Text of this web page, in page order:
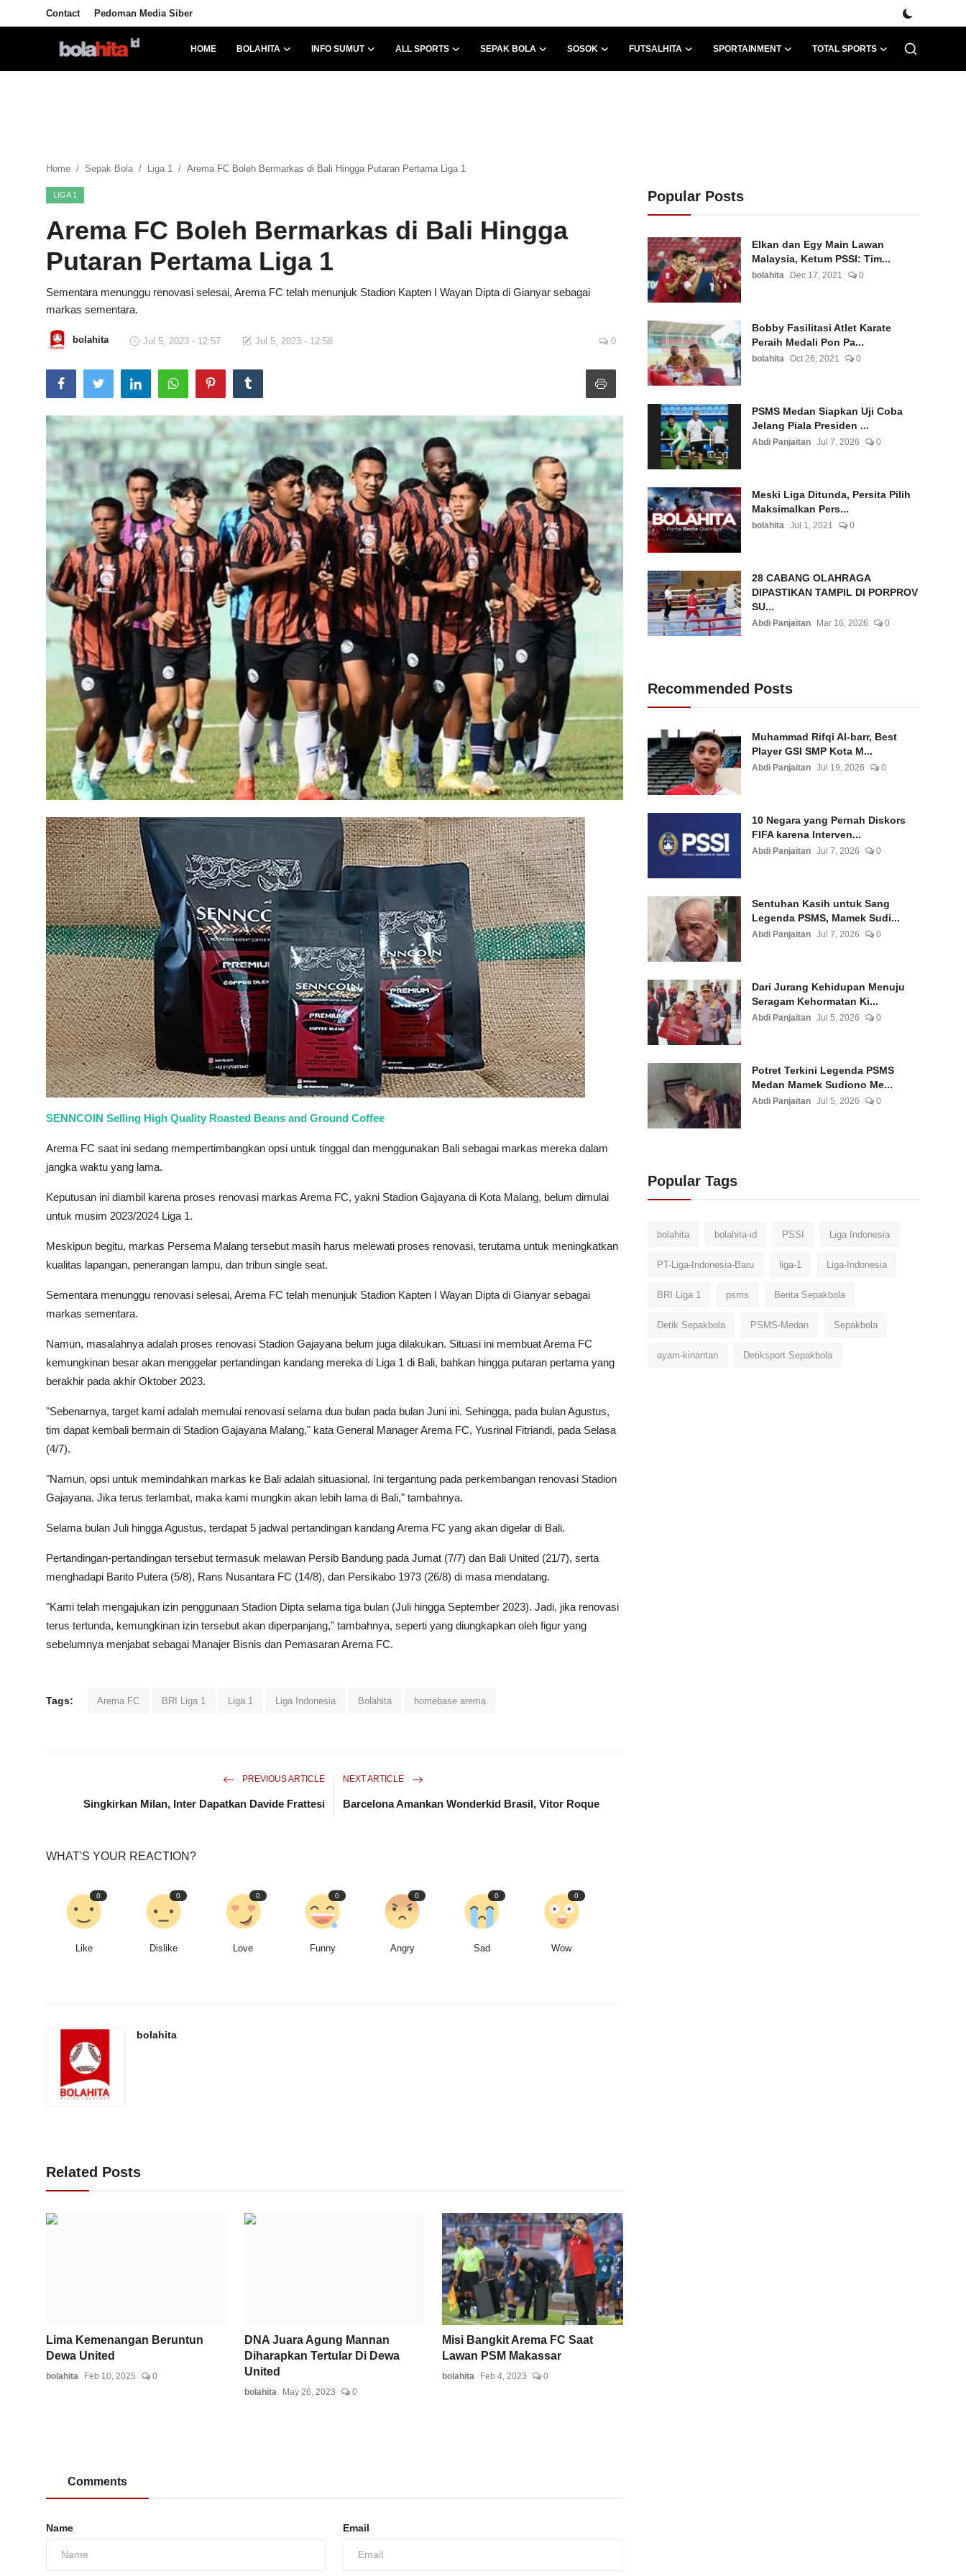
Contact Pedoman Media Siber
HOME BOLAHITA INFO SUMUT ALL SPORTS SEPAK BOLA SOSOK FUTSALHITA SPORTAINMENT TOTAL SPORTS
All Sports
Sportainment
Total Sports
Home Sepak Bola Liga 1 Arema FC Boleh Bermarkas di Bali Hingga Putaran Pertama Liga 1
LIGA 1
Arema FC Boleh Bermarkas di Bali Hingga
Putaran Pertama Liga 1
Sementara menunggu renovasi selesai, Arema FC telah menunjuk Stadion Kapten I Wayan Dipta di Gianyar sebagai
markas sementara.
bolahita Jul 5, 2023 - 12:57 Jul 5, 2023 - 12:58 0
SENNCOIN Selling High Quality Roasted Beans and Ground Coffee
Arema FC saat ini sedang mempertimbangkan opsi untuk tinggal dan menggunakan Bali sebagai markas mereka dalam
jangka waktu yang lama.
Keputusan ini diambil karena proses renovasi markas Arema FC, yakni Stadion Gajayana di Kota Malang, belum dimulai
untuk musim 2023/2024 Liga 1.
Meskipun begitu, markas Persema Malang tersebut masih harus melewati proses renovasi, terutama untuk meningkatkan
kualitas lapangan, penerangan lampu, dan tribun single seat.
Sementara menunggu renovasi selesai, Arema FC telah menunjuk Stadion Kapten I Wayan Dipta di Gianyar sebagai
markas sementara.
Namun, masalahnya adalah proses renovasi Stadion Gajayana belum juga dilakukan. Situasi ini membuat Arema FC
kemungkinan besar akan menggelar pertandingan kandang mereka di Liga 1 di Bali, bahkan hingga putaran pertama yang
berakhir pada akhir Oktober 2023.
"Sebenarnya, target kami adalah memulai renovasi selama dua bulan pada bulan Juni ini. Sehingga, pada bulan Agustus,
tim dapat kembali bermain di Stadion Gajayana Malang," kata General Manager Arema FC, Yusrinal Fitriandi, pada Selasa
(4/7).
"Namun, opsi untuk memindahkan markas ke Bali adalah situasional. Ini tergantung pada perkembangan renovasi Stadion
Gajayana. Jika terus terlambat, maka kami mungkin akan lebih lama di Bali," tambahnya.
Selama bulan Juli hingga Agustus, terdapat 5 jadwal pertandingan kandang Arema FC yang akan digelar di Bali.
Pertandingan-pertandingan tersebut termasuk melawan Persib Bandung pada Jumat (7/7) dan Bali United (21/7), serta
menghadapi Barito Putera (5/8), Rans Nusantara FC (14/8), dan Persikabo 1973 (26/8) di masa mendatang.
"Kami telah mengajukan izin penggunaan Stadion Dipta selama tiga bulan (Juli hingga September 2023). Jadi, jika renovasi
terus tertunda, kemungkinan izin tersebut akan diperpanjang," tambahnya, seperti yang diungkapkan oleh figur yang
sebelumnya menjabat sebagai Manajer Bisnis dan Pemasaran Arema FC.
Tags: Arema FC BRI Liga 1 Liga 1 Liga Indonesia Bolahita homebase arema
PREVIOUS ARTICLE
Singkirkan Milan, Inter Dapatkan Davide Frattesi
NEXT ARTICLE
Barcelona Amankan Wonderkid Brasil, Vitor Roque
WHAT'S YOUR REACTION?
0
Like
0
Dislike
0
Love
0
Funny
0
Angry
0
Sad
0
Wow
bolahita
Related Posts
Lima Kemenangan Beruntun
Dewa United
bolahita Feb 10, 2025 0
DNA Juara Agung Mannan
Diharapkan Tertular Di Dewa
United
bolahita May 26, 2023 0
Misi Bangkit Arema FC Saat
Lawan PSM Makassar
bolahita Feb 4, 2023 0
Comments
Name Email
Popular Posts
Elkan dan Egy Main Lawan
Malaysia, Ketum PSSI: Tim...
bolahita Dec 17, 2021 0
Bobby Fasilitasi Atlet Karate
Peraih Medali Pon Pa...
bolahita Oct 26, 2021 0
PSMS Medan Siapkan Uji Coba
Jelang Piala Presiden ...
Abdi Panjaitan Jul 7, 2026 0
Meski Liga Ditunda, Persita Pilih
Maksimalkan Pers...
bolahita Jul 1, 2021 0
28 CABANG OLAHRAGA
DIPASTIKAN TAMPIL DI PORPROV
SU...
Abdi Panjaitan Mar 16, 2026 0
Recommended Posts
Muhammad Rifqi Al-barr, Best
Player GSI SMP Kota M...
Abdi Panjaitan Jul 19, 2026 0
10 Negara yang Pernah Diskors
FIFA karena Interven...
Abdi Panjaitan Jul 7, 2026 0
Sentuhan Kasih untuk Sang
Legenda PSMS, Mamek Sudi...
Abdi Panjaitan Jul 7, 2026 0
Dari Jurang Kehidupan Menuju
Seragam Kehormatan Ki...
Abdi Panjaitan Jul 5, 2026 0
Potret Terkini Legenda PSMS
Medan Mamek Sudiono Me...
Abdi Panjaitan Jul 5, 2026 0
Popular Tags
bolahita bolahita-id PSSI Liga Indonesia
PT-Liga-Indonesia-Baru liga-1 Liga-Indonesia
BRI Liga 1 psms Berita Sepakbola
Detik Sepakbola PSMS-Medan Sepakbola
ayam-kinantan Detiksport Sepakbola